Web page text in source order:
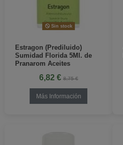
Sin stock
Estragon (Prediluido)
Sumidad Florida 5Ml. de
Pranarom Aceites
6,82 €8,75 €
Más Información